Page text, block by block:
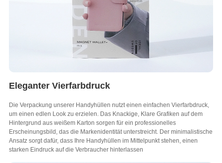
Eleganter Vierfarbdruck
Die Verpackung unserer Handyhüllen nutzt einen einfachen Vierfarbdruck,
um einen edlen Look zu erzielen. Das Knackige, Klare Grafiken auf dem
Hintergrund aus weißem Karton sorgen für ein professionelles
Erscheinungsbild, das die Markenidentität unterstreicht. Der minimalistische
Ansatz sorgt dafür, dass Ihre Handyhüllen im Mittelpunkt stehen, einen
starken Eindruck auf die Verbraucher hinterlassen